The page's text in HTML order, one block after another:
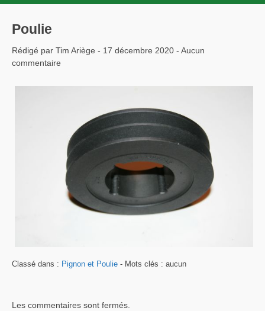
Poulie
Rédigé par Tim Ariège - 17 décembre 2020 - Aucun
commentaire
Classé dans : Pignon et Poulie - Mots clés : aucun
Les commentaires sont fermés.